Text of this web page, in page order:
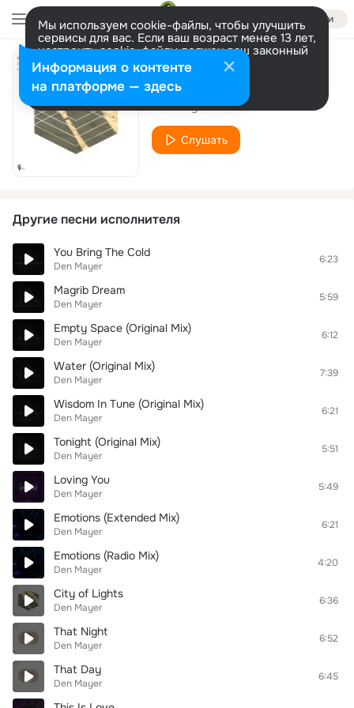
Войти
Мы используем cookie-файлы, чтобы улучшить
сервисы для вас. Если ваш возраст менее 13 лет,
настроить cookie-файлы должен ваш законный
представитель. Больше информации
Разрешить все Настроить
Shadow
Den Mayer
Слушать
Другие песни исполнителя
You Bring The Cold
Den Mayer
6:23
Magrib Dream
Den Mayer
5:59
Empty Space (Original Mix)
Den Mayer
6:12
Water (Original Mix)
Den Mayer
7:39
Wisdom In Tune (Original Mix)
Den Mayer
6:21
Tonight (Original Mix)
Den Mayer
5:51
Loving You
Den Mayer
5:49
Emotions (Extended Mix)
Den Mayer
6:21
Emotions (Radio Mix)
Den Mayer
4:20
City of Lights
Den Mayer
6:36
That Night
Den Mayer
6:52
That Day
Den Mayer
6:45
Информация о контенте
на платформе — здесь